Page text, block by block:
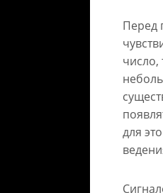
Перед
число,
для